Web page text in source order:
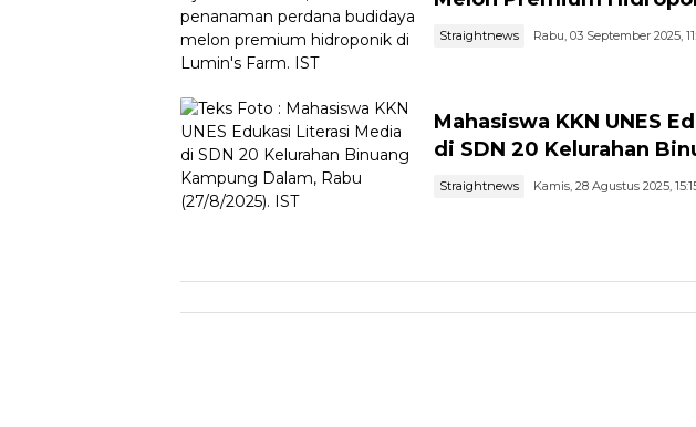
Straightnews Rabu, 03 September 2025,
Mahasiswa KKN UNES
di SDN 20 Kelurahan
Straightnews Kamis, 28 Agustus 2025,